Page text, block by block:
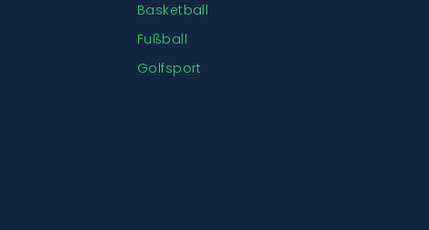
Basketball
Fußball
Golfsport